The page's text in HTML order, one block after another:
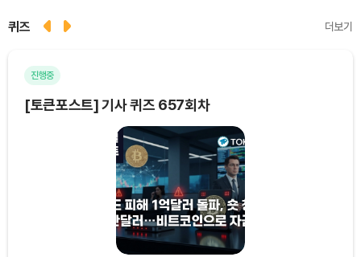
퀴즈 더보기
진행중
[토큰포스트] 기사 퀴즈 657회차